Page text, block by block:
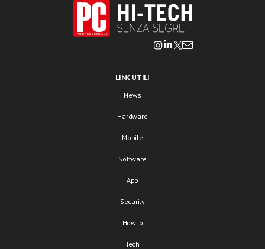
LINK UTILI
News
Hardware
Mobile
Software
App
Security
HowTo
Tech